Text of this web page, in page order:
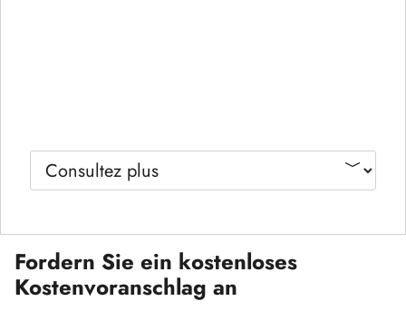
Fordern Sie ein kostenloses
Kostenvoranschlag an